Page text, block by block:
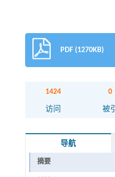
PDF (1270KB)
1424
访问
0
被引
导航
摘要